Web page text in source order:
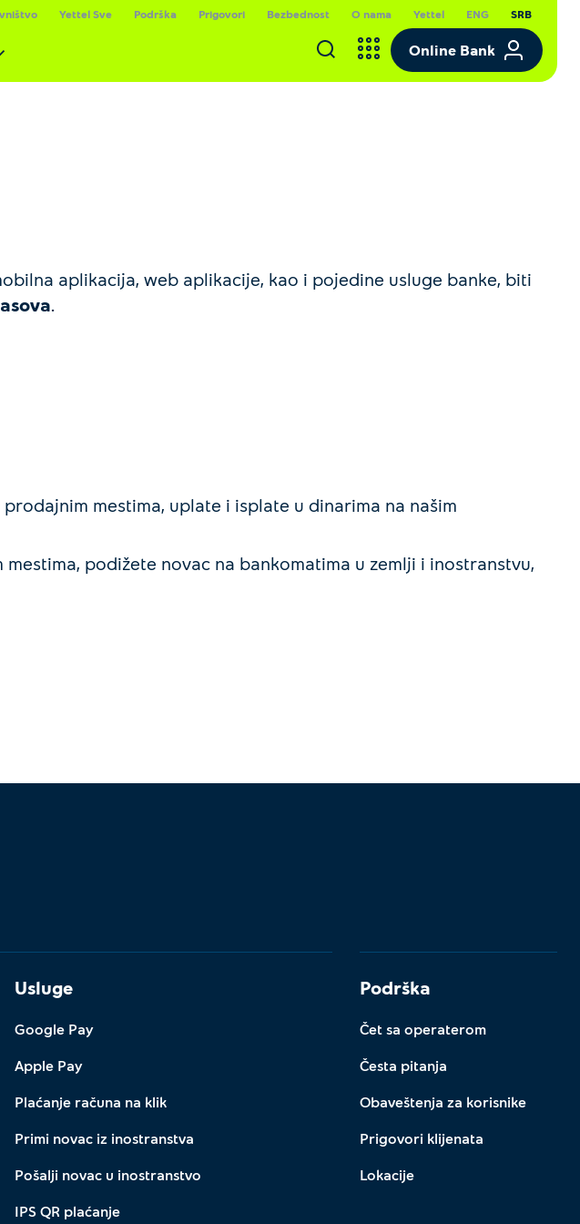
Yettel Sve Podrška Prigovori Bezbednost O nama Yettel ENG SRB
Online Bank
aplikacija, web aplikacije, kao i pojedine usluge banke, biti
.
mestima, uplate i isplate u dinarima na našim
podižete novac na bankomatima u zemlji i inostranstvu,
Usluge
Google Pay
Apple Pay
Plaćanje računa na klik
Primi novac iz inostranstva
Pošalji novac u inostranstvo
IPS QR plaćanje
Podrška
Čet sa operaterom
Česta pitanja
Obaveštenja za korisnike
Prigovori klijenata
Lokacije